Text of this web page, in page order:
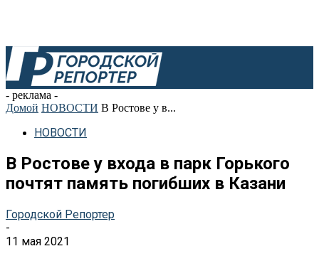
- реклама -
Домой НОВОСТИ В Ростове у в...
НОВОСТИ
В Ростове у входа в парк Горького
почтят память погибших в Казани
Городской Репортер
-
11 мая 2021